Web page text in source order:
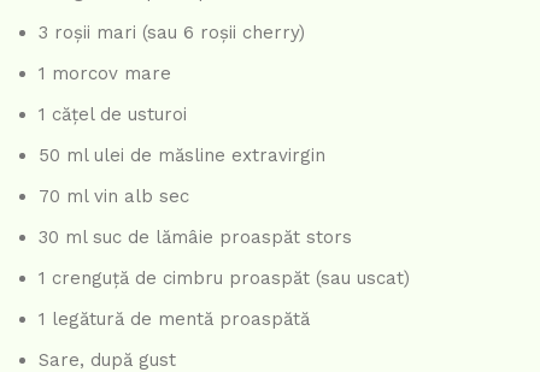
3 roșii mari (sau 6 roșii cherry)
1 morcov mare
1 cățel de usturoi
50 ml ulei de măsline extravirgin
70 ml vin alb sec
30 ml suc de lămâie proaspăt stors
1 crenguță de cimbru proaspăt (sau uscat)
1 legătură de mentă proaspătă
Sare, după gust